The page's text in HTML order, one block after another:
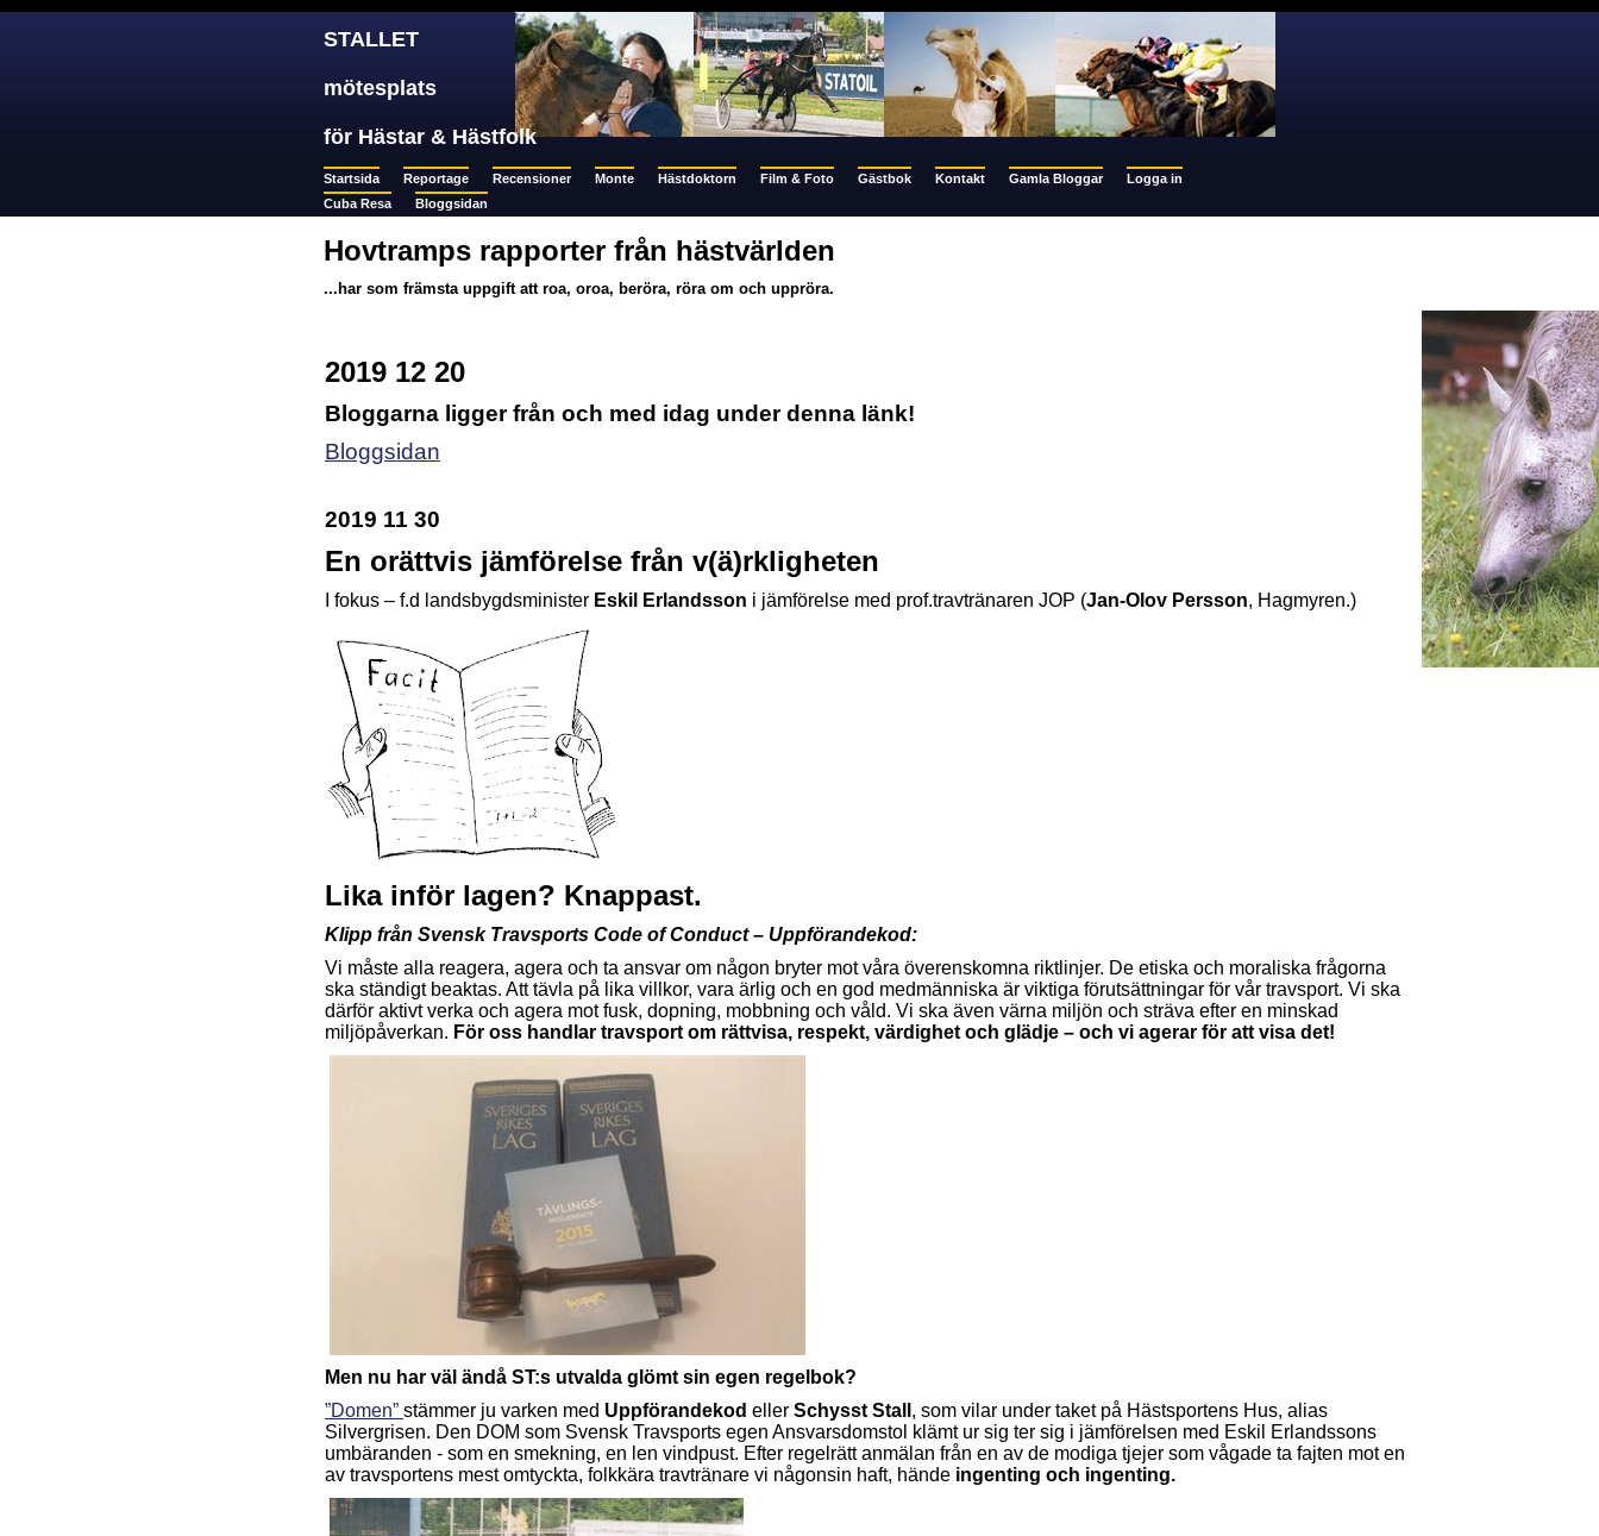
STALLET
mötesplats
för Hästar & Hästfolk
Startsida Reportage Recensioner Monte Hästdoktorn Film & Foto Gästbok Kontakt Gamla Bloggar
Logga in
Cuba Resa
Bloggsidan
Hovtramps rapporter från hästvärlden
...har som främsta uppgift att roa, oroa, beröra, röra om och uppröra.
2019 12 20
Bloggarna ligger från och med idag under denna länk!
Bloggsidan
2019 11 30
En orättvis jämförelse från v(ä)rkligheten
I fokus – f.d landsbygdsminister Eskil Erlandsson i jämförelse med prof.travtränaren JOP (Jan-Olov Persson, Hagmyren.)
Lika inför lagen? Knappast.
Klipp från Svensk Travsports Code of Conduct – Uppförandekod:
Vi måste alla reagera, agera och ta ansvar om någon bryter mot våra överenskomna riktlinjer. De etiska och moraliska frågorna
ska ständigt beaktas. Att tävla på lika villkor, vara ärlig och en god medmänniska är viktiga förutsättningar för vår travsport. Vi ska
därför aktivt verka och agera mot fusk, dopning, mobbning och våld. Vi ska även värna miljön och sträva efter en minskad
miljöpåverkan. För oss handlar travsport om rättvisa, respekt, värdighet och glädje – och vi agerar för att visa det!
Men nu har väl ändå ST:s utvalda glömt sin egen regelbok?
”Domen” stämmer ju varken med Uppförandekod eller Schysst Stall , som vilar under taket på Hästsportens Hus, alias
Silvergrisen. Den DOM som Svensk Travsports egen Ansvarsdomstol klämt ur sig ter sig i jämförelsen med Eskil Erlandssons
umbäranden - som en smekning, en len vindpust. Efter regelrätt anmälan från en av de modiga tjejer som vågade ta fajten mot en
av travsportens mest omtyckta, folkkära travtränare vi någonsin haft, hände ingenting och ingenting.